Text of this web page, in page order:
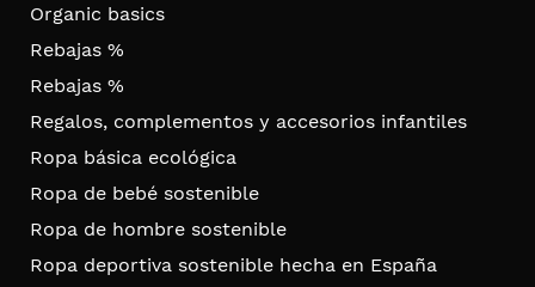
Organic basics
Rebajas %
Rebajas %
Regalos, complementos y accesorios infantiles
Ropa básica ecológica
Ropa de bebé sostenible
Ropa de hombre sostenible
Ropa deportiva sostenible hecha en España